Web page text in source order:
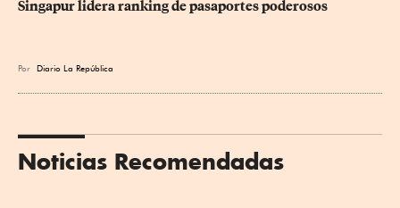
Singapur lidera ranking de pasaportes poderosos
Por Diario La República
Noticias Recomendadas